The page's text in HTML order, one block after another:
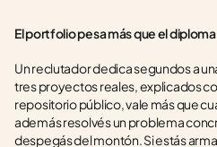
El portfolio pesa más que el diploma
Un reclutador dedica segundos a
tres proyectos reales, explicados
repositorio público, vale más que
además resolvés un problema
despegás del montón. Si estás